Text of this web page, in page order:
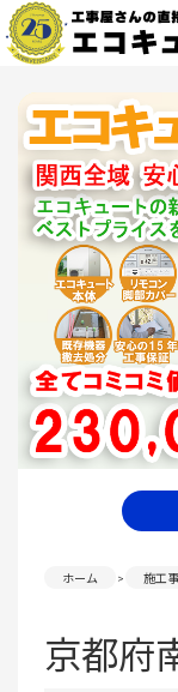
ホーム 施工
京都府